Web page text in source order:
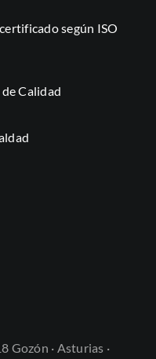
según ISO
Calidad
Gozón · Asturias ·